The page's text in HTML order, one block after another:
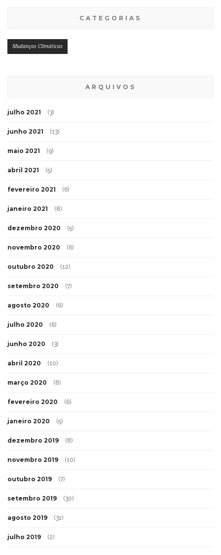
CATEGORIAS
Mudanças Climáticas
ARQUIVOS
julho 2021 (3)
junho 2021 (13)
maio 2021 (9)
abril 2021 (5)
fevereiro 2021 (6)
janeiro 2021 (8)
dezembro 2020 (5)
novembro 2020 (6)
outubro 2020 (12)
setembro 2020 (7)
agosto 2020 (6)
julho 2020 (6)
junho 2020 (3)
abril 2020 (10)
março 2020 (8)
fevereiro 2020 (6)
janeiro 2020 (5)
dezembro 2019 (8)
novembro 2019 (10)
outubro 2019 (7)
setembro 2019 (30)
agosto 2019 (31)
julho 2019 (2)